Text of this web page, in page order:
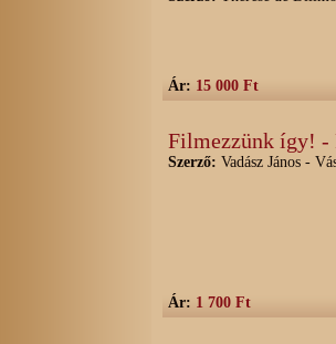
Ár: 15 000 Ft
Filmezzünk így! -
Szerző: Vadász János -
Ár: 1 700 Ft